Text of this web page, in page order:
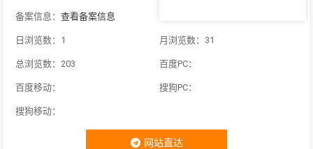
备案信息： 查看备案信息
日浏览数：1 月浏览数：31
总浏览数：203 百度PC：
百度移动： 搜狗PC：
搜狗移动：
网站直达